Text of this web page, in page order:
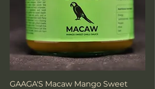
GAAGA'S Macaw Mango Sweet